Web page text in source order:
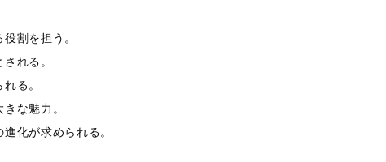
割を担う。
れる。
る。
な魅力。
化が求められる。